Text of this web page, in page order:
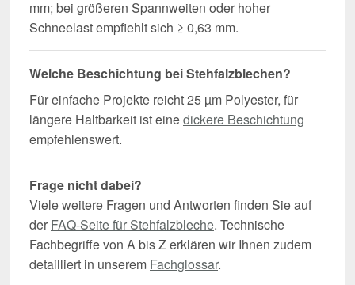
mm; bei größeren Spannweiten oder hoher
Schneelast empfiehlt sich ≥ 0,63 mm.
Welche Beschichtung bei Stehfalzblechen?
Für einfache Projekte reicht 25 µm Polyester, für
längere Haltbarkeit ist einedickere Beschichtung
empfehlenswert.
Frage nicht dabei?
Viele weitere Fragen und Antworten finden Sie auf
der FAQ-Seite für Stehfalzbleche. Technische
Fachbegriffe von A bis Z erklären wir Ihnen zudem
detailliert in unserem Fachglossar.